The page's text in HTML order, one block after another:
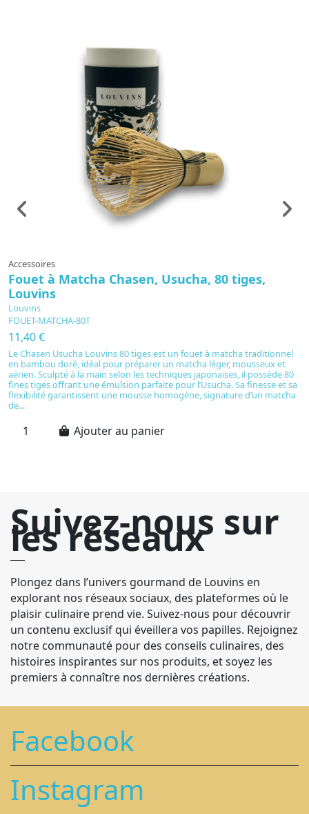
Accessoires
Fouet à Matcha Chasen, Usucha, 80 tiges,
Louvins
Louvins
FOUET-MATCHA-80T
11,40 €
Le Chasen Usucha Louvins 80 tiges est un fouet à matcha traditionnel
en bambou doré, idéal pour préparer un matcha léger, mousseux et
aérien. Sculpté à la main selon les techniques japonaises, il possède 80
fines tiges offrant une émulsion parfaite pour l’Usucha. Sa finesse et sa
flexibilité garantissent une mousse homogène, signature d’un matcha
de...
Ajouter au panier
Suivez-nous sur
les réseaux
Plongez dans l’univers gourmand de Louvins en
explorant nos réseaux sociaux, des plateformes où le
plaisir culinaire prend vie. Suivez-nous pour découvrir
un contenu exclusif qui éveillera vos papilles. Rejoignez
notre communauté pour des conseils culinaires, des
histoires inspirantes sur nos produits, et soyez les
premiers à connaître nos dernières créations.
Facebook
Instagram